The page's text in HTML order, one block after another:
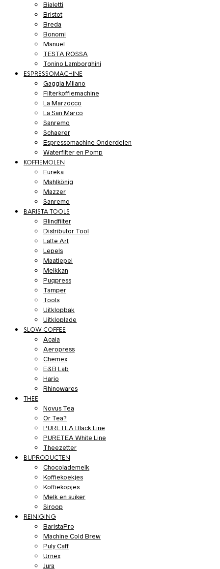
Bialetti
Bristot
Breda
Bonomi
Manuel
TESTA ROSSA
Tonino Lamborghini
ESPRESSOMACHINE
Gaggia Milano
Filterkoffiemachine
La Marzocco
La San Marco
Sanremo
Schaerer
Espressomachine Onderdelen
Waterfilter en Pomp
KOFFIEMOLEN
Eureka
Mahlkönig
Mazzer
Sanremo
BARISTA TOOLS
Blindfilter
Distributor Tool
Latte Art
Lepels
Maatlepel
Melkkan
Puqpress
Tamper
Tools
Uitklopbak
Uitkloplade
SLOW COFFEE
Acaia
Aeropress
Chemex
E&B Lab
Hario
Rhinowares
THEE
Novus Tea
Or Tea?
PURETEA Black Line
PURETEA White Line
Theezetter
BIJPRODUCTEN
Chocolademelk
Koffiekoekjes
Koffiekopjes
Melk en suiker
Siroop
REINIGING
BaristaPro
Machine Cold Brew
Puly Caff
Urnex
Jura